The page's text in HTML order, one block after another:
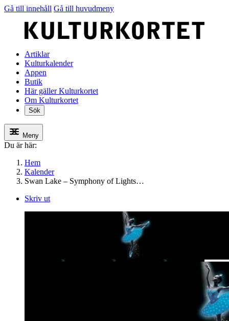
Gå till innehåll Gå till huvudmeny
Artiklar
Kulturkalender
Appen
Butik
Här gäller Kulturkortet
Om Kulturkortet
Sök
Meny
Du är här:
Hem
Kalender
Swan Lake – Symphony of Lights…
Skriv ut